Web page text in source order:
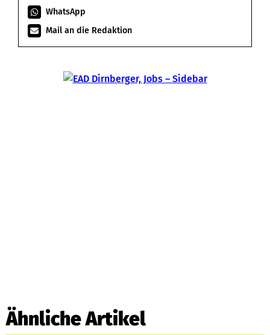
WhatsApp
Mail an die Redaktion
Ähnliche Artikel